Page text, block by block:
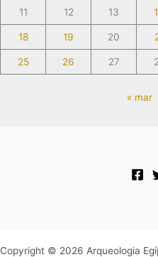
11 12 13
18 19 20
25 26 27
« mar
Copyright © 2026 Arqueologia